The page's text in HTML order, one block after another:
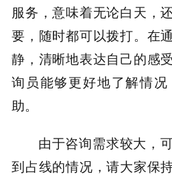
服务，意味着无论白天，
要，随时都可以拨打。在
静，清晰地表达自己的感
询员能够更好地了解情
助。
由于咨询需求较大，
到占线的情况，请大家保